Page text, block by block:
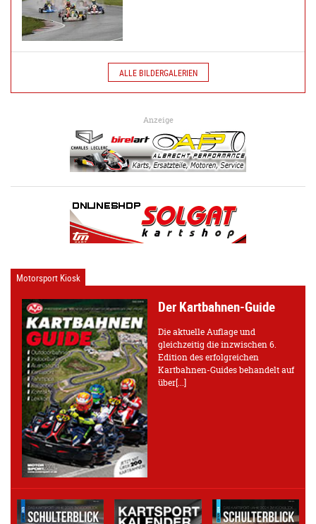
ALLE BILDERGALERIEN
Anzeige
Motorsport Kiosk
Der Kartbahnen-Guide
Die aktuelle Auflage und
gleichzeitig die inzwischen 6.
Edition des erfolgreichen
Kartbahnen-Guides behandelt auf
über[...]